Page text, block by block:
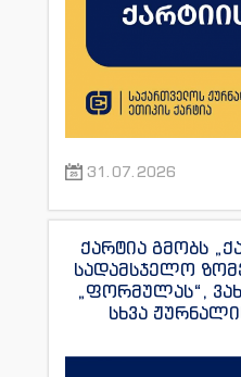
31.07.2026
ქარტია გმობს
სადამსჯელო
„ფორმულას“,
სხვა